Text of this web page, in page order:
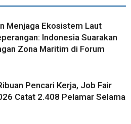
Menjaga Ekosistem Laut
Indonesia Suarakan
Zona Maritim di Forum
Pencari Kerja, Job Fair
Catat 2.408 Pelamar Selama